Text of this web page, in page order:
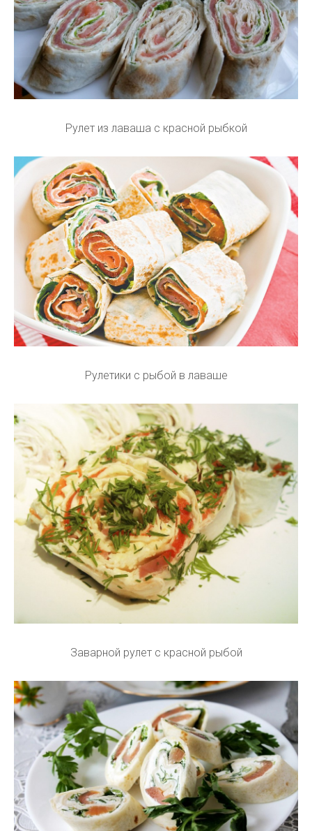
Рулет из лаваша с красной рыбкой
Рулетики с рыбой в лаваше
Заварной рулет с красной рыбой